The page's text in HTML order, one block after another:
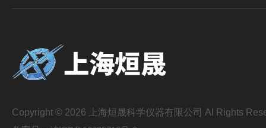
Copyright © 2026 上海烜晟科学仪器有限公司 Al Rights